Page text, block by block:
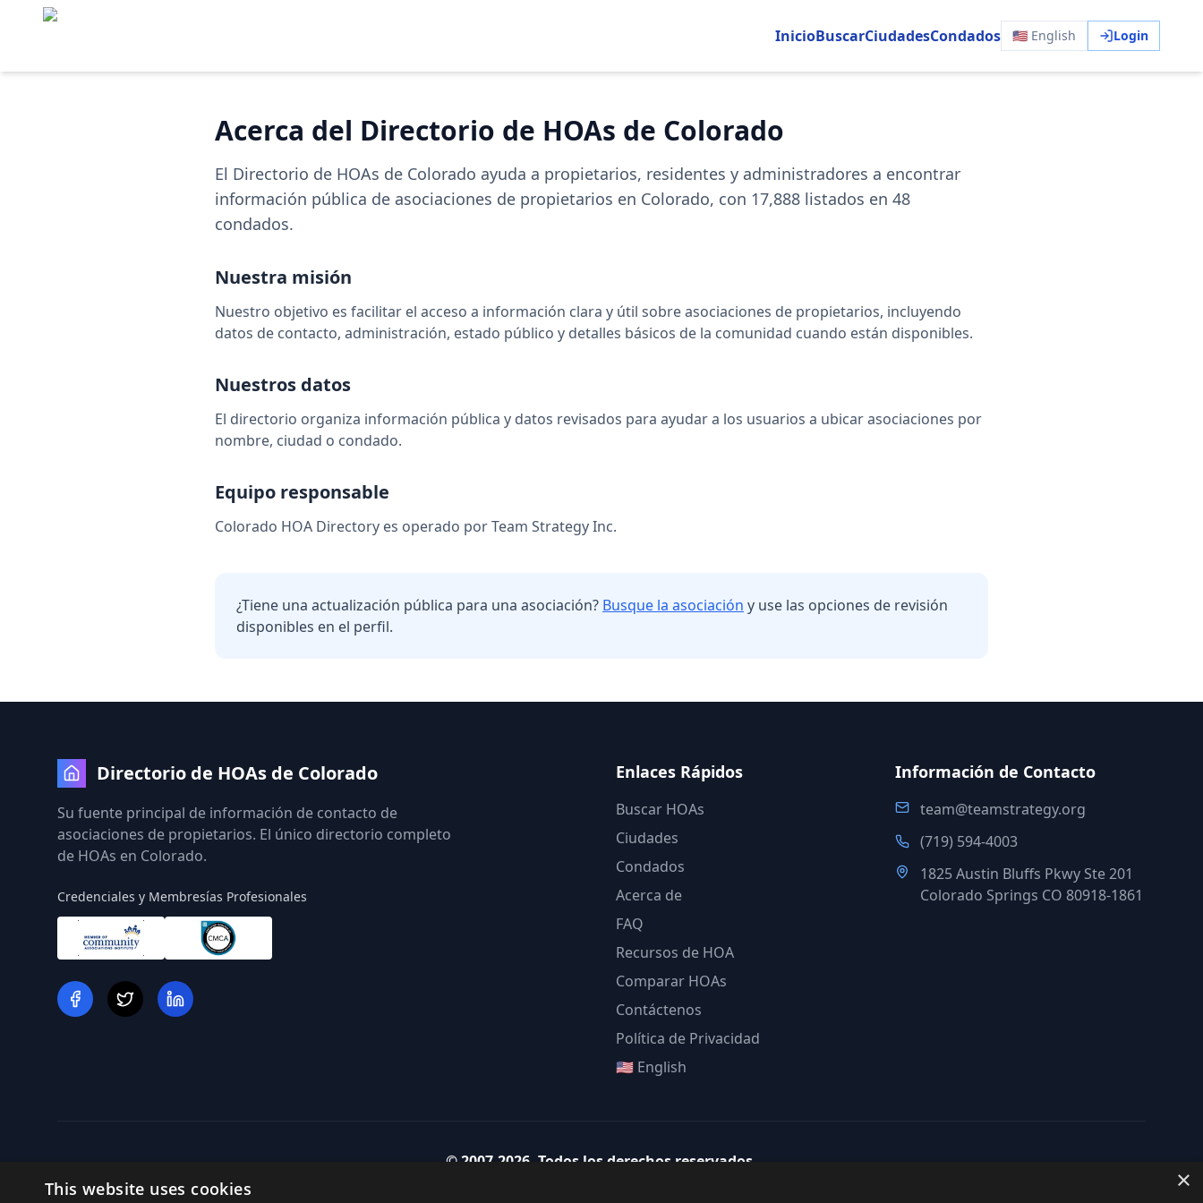
InicioBuscarCiudadesCondados 🇺🇸 English Login
Acerca del Directorio de HOAs de Colorado
El Directorio de HOAs de Colorado ayuda a propietarios, residentes y administradores a encontrar
información pública de asociaciones de propietarios en Colorado, con 17,888 listados en 48
condados.
Nuestra misión
Nuestro objetivo es facilitar el acceso a información clara y útil sobre asociaciones de propietarios, incluyendo
datos de contacto, administración, estado público y detalles básicos de la comunidad cuando están disponibles.
Nuestros datos
El directorio organiza información pública y datos revisados para ayudar a los usuarios a ubicar asociaciones por
nombre, ciudad o condado.
Equipo responsable
Colorado HOA Directory es operado por Team Strategy Inc.
¿Tiene una actualización pública para una asociación? Busque la asociación y use las opciones de revisión
disponibles en el perfil.
Directorio de HOAs de Colorado
Su fuente principal de información de contacto de
asociaciones de propietarios. El único directorio completo
de HOAs en Colorado.
Credenciales y Membresías Profesionales
Enlaces Rápidos
Buscar HOAs
Ciudades
Condados
Acerca de
FAQ
Recursos de HOA
Comparar HOAs
Contáctenos
Política de Privacidad
🇺🇸 English
Información de Contacto
team@teamstrategy.org
(719) 594-4003
1825 Austin Bluffs Pkwy Ste 201
Colorado Springs CO 80918-1861
©2007-2026 Todos los derechos reservados.
×
This website uses cookies